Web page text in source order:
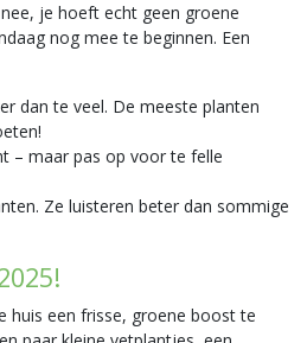
je hoeft echt geen groene
nog mee te beginnen. Een
dan te veel. De meeste planten
– maar pas op voor te felle
Ze luisteren beter dan sommige
huis een frisse, groene boost te